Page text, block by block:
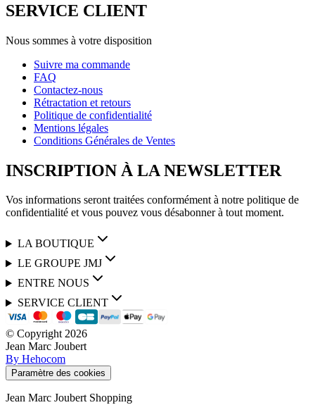
SERVICE CLIENT
Nous sommes à votre disposition
Suivre ma commande
FAQ
Contactez-nous
Rétractation et retours
Politique de confidentialité
Mentions légales
Conditions Générales de Ventes
INSCRIPTION À LA NEWSLETTER
Vos informations seront traitées conformément à notre politique de
confidentialité et vous pouvez vous désabonner à tout moment.
LA BOUTIQUE
LE GROUPE JMJ
ENTRE NOUS
SERVICE CLIENT
© Copyright2026
Jean Marc Joubert
By Hehocom
Paramètre des cookies
Jean Marc Joubert Shopping